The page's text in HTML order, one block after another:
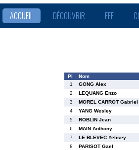
ACCUEIL DÉCOUVRIR FFE
Pl Nom
1
GONG Alex
2
LEQUANG Enzo
3
MOREL CARROT Gabriel
4
YANG Wesley
5
ROBLIN Jean
6
MAIN Anthony
7
LE BLEVEC Yelisey
8
PARISOT Gael